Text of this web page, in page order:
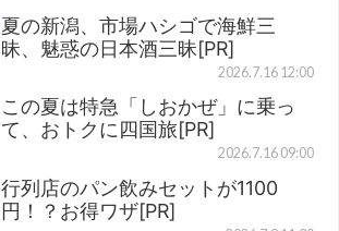
夏の新潟、市場ハシゴで海鮮三
昧、魅惑の日本酒三昧[PR]
2026.7.16 12:00
この夏は特急「しおかぜ」に乗っ
て、おトクに四国旅[PR]
2026.7.16 09:00
行列店のパン飲みセットが1100
円！？お得ワザ[PR]